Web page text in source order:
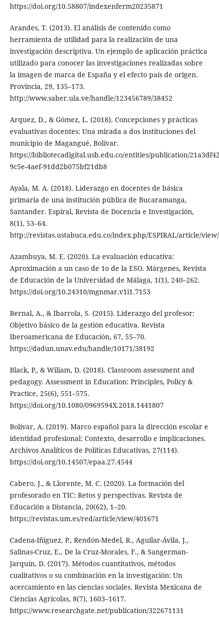
https://doi.org/10.58807/indexenferm20235871
Arandes, T. (2013). El análisis de contenido como
herramienta de utilidad para la realización de una
investigación descriptiva. Un ejemplo de aplicación práctica
utilizado para conocer las investigaciones realizadas sobre
la imagen de marca de España y el efecto país de origen.
Provincia, 29, 135–173.
http://www.saber.ula.ve/handle/123456789/38452
Arquez, D., & Gómez, L. (2018). Concepciones y prácticas
evaluativas docentes: Una mirada a dos instituciones del
municipio de Magangué, Bolívar.
https://bibliotecadigital.usb.edu.co/entities/publication/
9c5e-4aef-91dd2b075bf21db8
Ayala, M. A. (2018). Liderazgo en docentes de básica
primaria de una institución pública de Bucaramanga,
Santander. Espiral, Revista de Docencia e Investigación,
8(1), 53–64.
http://revistas.ustabuca.edu.co/index.php/ESPIRAL/article/
Azambuya, M. E. (2020). La evaluación educativa:
Aproximación a un caso de 1o de la ESO. Márgenes, Revista
de Educación de la Universidad de Málaga, 1(1), 240–262.
https://doi.org/10.24310/mgnmar.v1i1.7153
Bernal, A., & Ibarrola, S. (2015). Liderazgo del profesor:
Objetivo básico de la gestión educativa. Revista
Iberoamericana de Educación, 67, 55–70.
https://dadun.unav.edu/handle/10171/38192
Black, P., & Wiliam, D. (2018). Classroom assessment and
pedagogy. Assessment in Education: Principles, Policy &
Practice, 25(6), 551–575.
https://doi.org/10.1080/0969594X.2018.1441807
Bolívar, A. (2019). Marco español para la dirección escolar e
identidad profesional: Contexto, desarrollo e implicaciones.
Archivos Analíticos de Políticas Educativas, 27(114).
https://doi.org/10.14507/epaa.27.4544
Cabero, J., & Llorente, M. C. (2020). La formación del
profesorado en TIC: Retos y perspectivas. Revista de
Educación a Distancia, 20(62), 1–20.
https://revistas.um.es/red/article/view/401671
Cadena-Iñiguez, P., Rendón-Medel, R., Aguilar-Ávila, J.,
Salinas-Cruz, E., De la Cruz-Morales, F., & Sangerman-
Jarquín, D. (2017). Métodos cuantitativos, métodos
cualitativos o su combinación en la investigación: Un
acercamiento en las ciencias sociales. Revista Mexicana de
Ciencias Agrícolas, 8(7), 1603–1617.
https://www.researchgate.net/publication/322671131